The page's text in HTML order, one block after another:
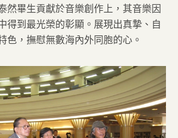
然畢生貢獻於音樂創作上，其音樂因
得到最光榮的彰顯。展現出真摯、自
色，撫慰無數海內外同胞的心。